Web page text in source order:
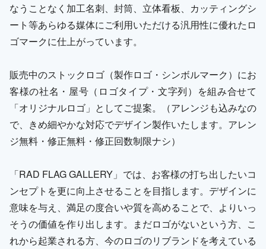
なうことなく加工名刺、封筒、立体看板、カッティングシ
ート等あらゆる媒体にご利用いただける汎用性に優れたロ
ゴマークに仕上がっています。
販売中のストックロゴ（製作ロゴ・シンボルマーク）にお
客様の社名・屋号（ロゴタイプ・文字列）を組み合せて
「オリジナルロゴ」としてご提案。（アレンジも込みなの
で、きめ細やかな対応でデザイン製作いたします。アレン
ジ無料・修正無料・修正回数制限ナシ）
「RAD FLAG GALLERY」では、お客様の打ち出したいコ
ンセプトを更に向上させることを目指します。デザインに
意味を与え、満足の度合いや質を高めることで、よりいっ
そうの価値を作り出します。まだロゴがないという方、こ
れから起業される方、今のロゴのリブランドを考えている